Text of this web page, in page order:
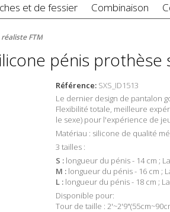
et de fessier Combinaison
FTM
pénis prothèse
Référence: SXS_ID1513
Le dernier design de pantalon
Flexibilité totale, meilleure
le sexe) pour l'expérience de
Matériau : silicone de qualité
3 tailles :
S : longueur du pénis - 14 cm ;
M : longueur du pénis - 16 cm ;
L : longueur du pénis - 18 cm ;
Disponible pour:
Tour de taille :